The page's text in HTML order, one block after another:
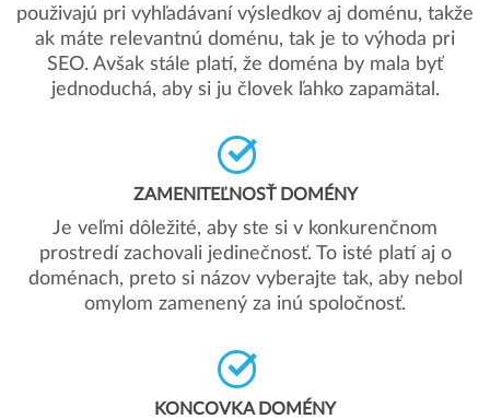
použivajú pri vyhľadávaní výsledkov aj doménu, takže
ak máte relevantnú doménu, tak je to výhoda pri
SEO. Avšak stále platí, že doména by mala byť
jednoduchá, aby si ju človek ľahko zapamätal.
ZAMENITEĽNOSŤ DOMÉNY
Je veľmi dôležité, aby ste si v konkurenčnom
prostredí zachovali jedinečnosť. To isté platí aj o
doménach, preto si názov vyberajte tak, aby nebol
omylom zamenený za inú spoločnosť.
KONCOVKA DOMÉNY